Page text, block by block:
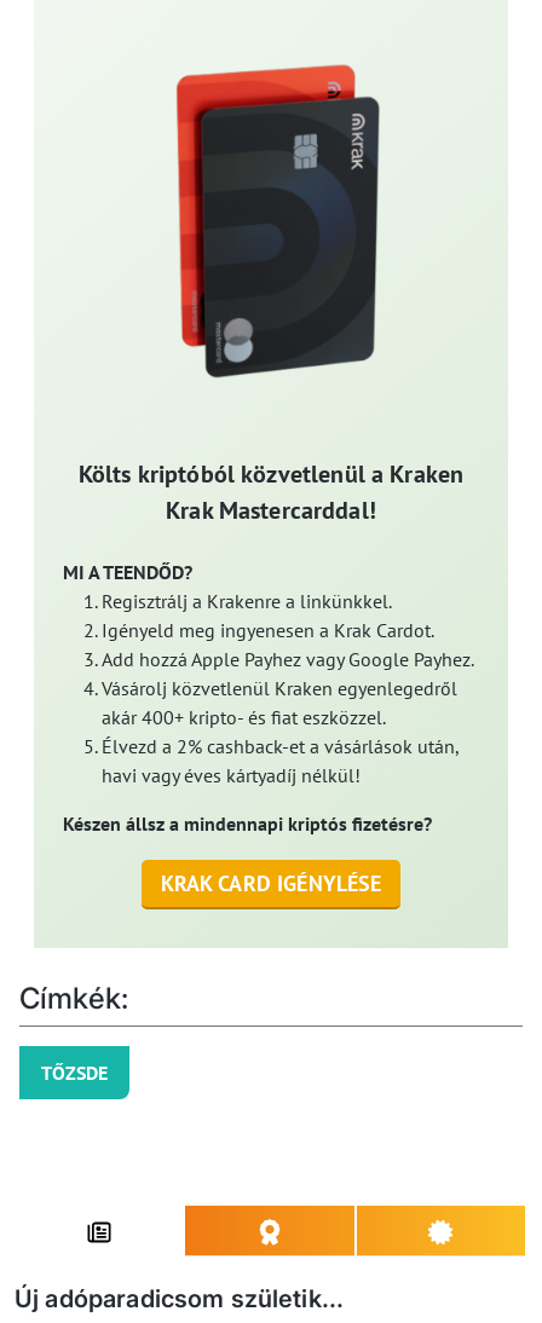
Költs kriptóból közvetlenül a Kraken
Krak Mastercarddal!
MI A TEENDŐD?
Regisztrálj a Krakenre a linkünkkel.
Igényeld meg ingyenesen a Krak Cardot.
Add hozzá Apple Payhez vagy Google Payhez.
Vásárolj közvetlenül Kraken egyenlegedről
akár 400+ kripto- és fiat eszközzel.
Élvezd a 2% cashback-et a vásárlások után,
havi vagy éves kártyadíj nélkül!
Készen állsz a mindennapi kriptós fizetésre?
KRAK CARD IGÉNYLÉSE
Címkék:
TŐZSDE
Új adóparadicsom születik...